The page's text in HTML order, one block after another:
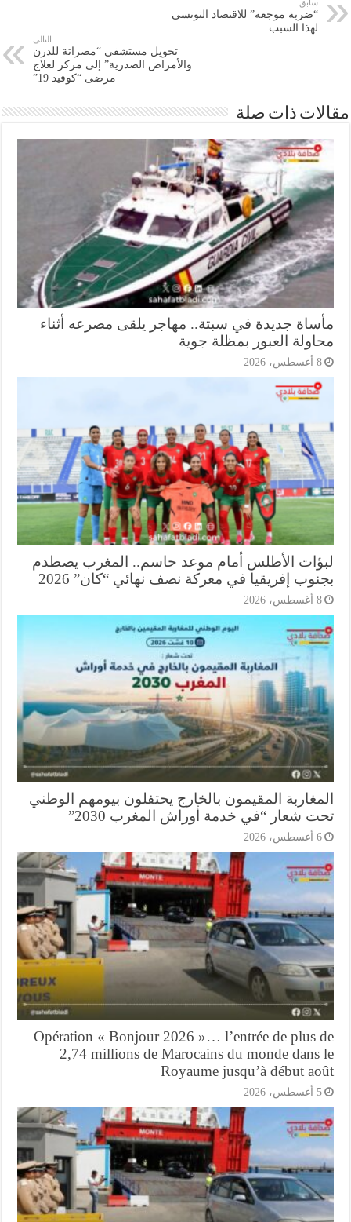
“ضربة موجعة” للاقتصاد التونسي
لهذا السبب
تحويل مستشفى “مصراتة للدرن
والأمراض الصدرية” إلى مركز لعلاج
مرضى “كوفيد 19”
ذات صلة
جديدة في سبتة.. مهاجر يلقى مصرعه أثناء
العبور بمظلة جوية
الأطلس أمام موعد حاسم.. المغرب يصطدم
إفريقيا في معركة نصف نهائي “كان” 2026
المقيمون بالخارج يحتفلون بيومهم الوطني
شعار “في خدمة أوراش المغرب 2030”
Opération « Bonjour 2026 »… l’entrée de plus
2,74 millions de Marocains du monde
Royaume jusqu’à début